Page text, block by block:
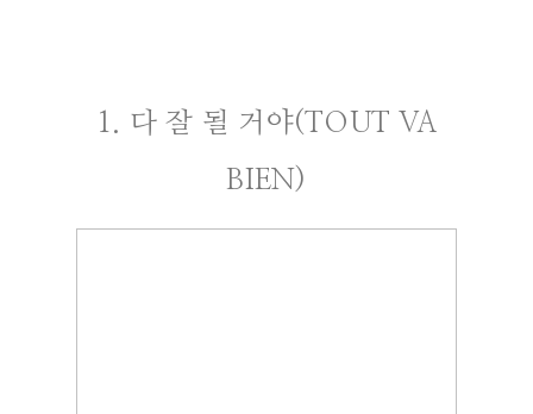
1. 다 잘 될 거야(TOUT VA
BIEN)